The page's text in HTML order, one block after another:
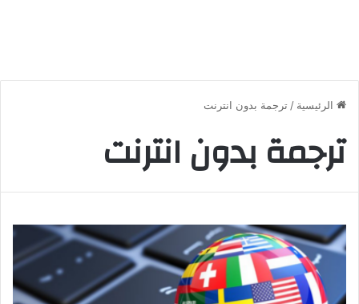
الرئيسية / ترجمة بدون انترنت
ترجمة بدون انترنت